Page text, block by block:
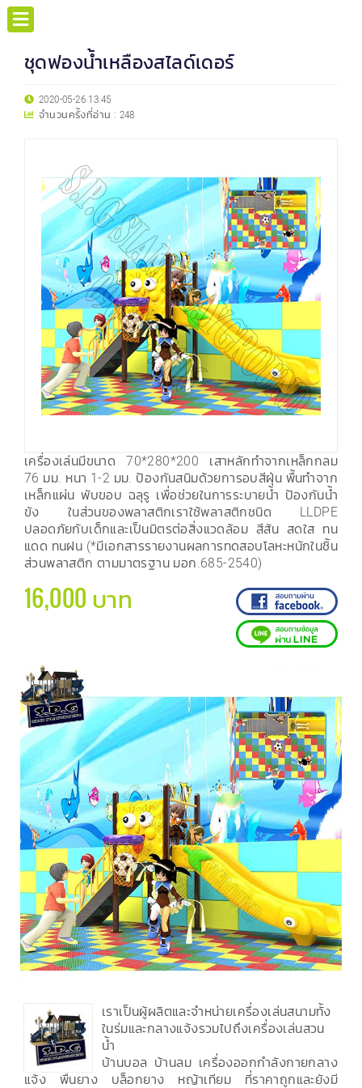
ชุดฟองน้ำเหลืองสไลด์เดอร์
2020-05-26 13:45
จำนวนครั้งที่อ่าน : 248
เครื่องเล่นมีขนาด 70*280*200 เสาหลักทำจากเหล็กกลม
76 มม. หนา 1-2 มม. ป้องกันสนิมด้วยการอบสีฝุ่น พื้นทำจาก
เหล็กแผ่น พับขอบ ฉลุรู เพื่อช่วยในการระบายน้ำ ป้องกันน้ำ
ขัง ในส่วนของพลาสติกเราใช้พลาสติกชนิด LLDPE
ปลอดภัยกับเด็กและเป็นมิตรต่อสิ่งแวดล้อม สีสัน สดใส ทน
แดด ทนฝน (*มีเอกสารรายงานผลการทดสอบโลหะหนักในชิ้น
ส่วนพลาสติก ตามมาตรฐาน มอก.685-2540)
16,000 บาท
เราเป็นผู้ผลิตและจำหน่ายเครื่องเล่นสนามทั้ง
ในร่มและกลางแจ้งรวมไปถึงเครื่องเล่นสวน
น้ำ
บ้านบอล บ้านลม เครื่องออกกำลังกายกลาง
แจ้ง พื้นยาง บล็อกยาง หญ้าเทียม ที่ราคาถูกและยังมี